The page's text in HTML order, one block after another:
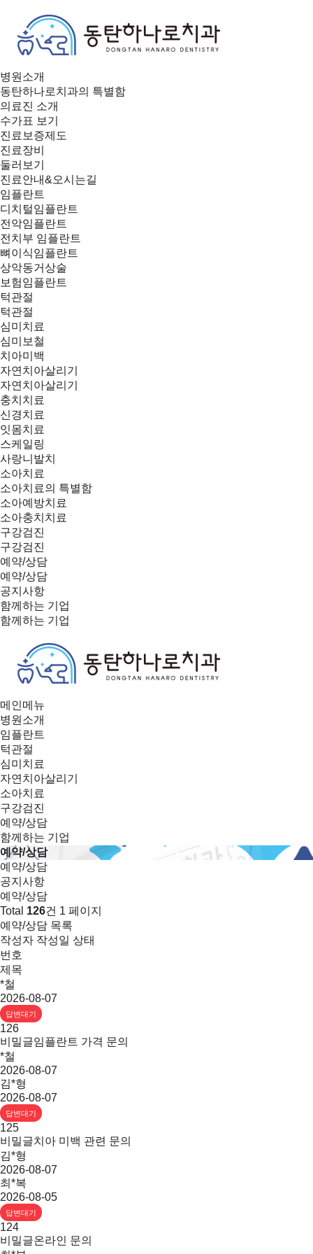
병원소개
동탄하나로치과의 특별함
의료진 소개
수가표 보기
진료보증제도
진료장비
둘러보기
진료안내&오시는길
임플란트
디치털임플란트
전악임플란트
전치부 임플란트
뼈이식임플란트
상악동거상술
보험임플란트
턱관절
턱관절
심미치료
심미보철
치아미백
자연치아살리기
자연치아살리기
충치치료
신경치료
잇몸치료
스케일링
사랑니발치
소아치료
소아치료의 특별함
소아예방치료
소아충치치료
구강검진
구강검진
예약/상담
예약/상담
공지사항
함께하는 기업
함께하는 기업
메인메뉴
병원소개
임플란트
턱관절
심미치료
자연치아살리기
소아치료
구강검진
예약/상담
함께하는 기업
예약/상담
예약/상담
공지사항
예약/상담
Total 126건 1 페이지
예약/상담 목록
작성자 작성일 상태
번호
제목
*철
2026-08-07
답변대기
126
비밀글임플란트 가격 문의
*철
2026-08-07
김*형
2026-08-07
답변대기
125
비밀글치아 미백 관련 문의
김*형
2026-08-07
최*복
2026-08-05
답변대기
124
비밀글온라인 문의